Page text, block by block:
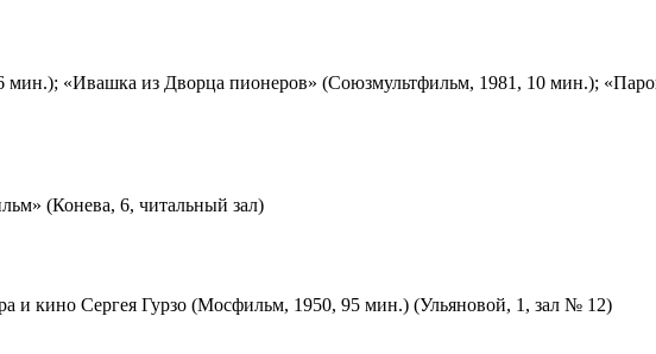
«Ивашка из Дворца пионеров» (Союзмультфильм, 1981, 10 мин.);
(Конева, 6, читальный зал)
и кино Сергея Гурзо (Мосфильм, 1950, 95 мин.) (Ульяновой, 1, зал № 12)